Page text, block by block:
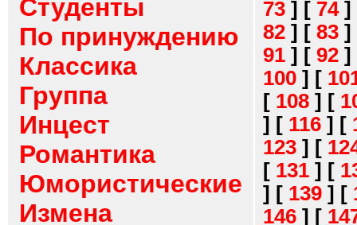
Студенты
По принуждению
Классика
Группа
Инцест
Романтика
Юмористические
Измена
73 ] [ 74]
82 ] [ 83 ]
91 ] [ 92 ]
100 ] [
[ 108 ] [
] [ 116 ] [
123 ] [
[ 131 ] [
] [ 139 ] [
146 ] [